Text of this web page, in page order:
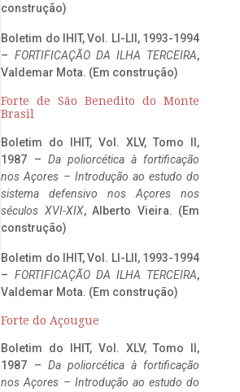
construção)
Boletim do IHIT, Vol. LI-LII, 1993-1994
– FORTIFICAÇÃO DA ILHA TERCEIRA,
Valdemar Mota. (Em construção)
Forte de São Benedito do Monte
Brasil
Boletim do IHIT, Vol. XLV, Tomo II,
1987 – Da poliorcética à fortificação
nos Açores – Introdução ao estudo do
sistema defensivo nos Açores nos
séculos XVI-XIX, Alberto Vieira. (Em
construção)
Boletim do IHIT, Vol. LI-LII, 1993-1994
– FORTIFICAÇÃO DA ILHA TERCEIRA,
Valdemar Mota. (Em construção)
Forte do Açougue
Boletim do IHIT, Vol. XLV, Tomo II,
1987 – Da poliorcética à fortificação
nos Açores – Introdução ao estudo do